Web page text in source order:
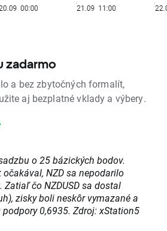
zadarmo
a bez zbytočných formalít,
aj bezplatné vklady a výbery.
o 25 bázických bodov.
NZD sa nepodarilo
čo NZDUSD sa dostal
zisky boli neskôr vymazané a
0,6935. Zdroj: xStation5